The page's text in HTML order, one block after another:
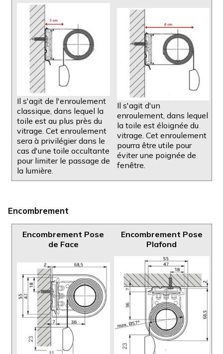
Il s'agit de l'enroulement
classique, dans lequel la
toile est au plus près du
vitrage. Cet enroulement
sera à privilégier dans le
cas d'une toile occultante
pour limiter le passage de
la lumière.
Il s'agit d'un
enroulement, dans lequel
la toile est éloignée du
vitrage. Cet enroulement
pourra être utile pour
éviter une poignée de
fenêtre.
Encombrement
Encombrement Pose
de Face
Encombrement Pose
Plafond